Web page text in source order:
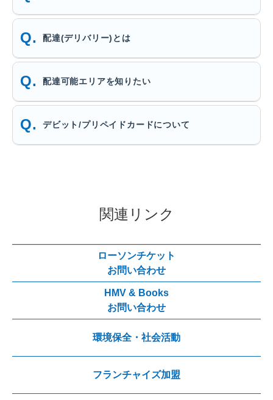
配達(デリバリー)とは
配達可能エリアを知りたい
デビット/プリペイドカードについて
関連リンク
ローソンチケット
お問い合わせ
HMV & Books
お問い合わせ
環境保全・社会活動
フランチャイズ加盟